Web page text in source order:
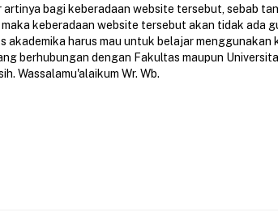
bagi keberadaan website tersebut, sebab
keberadaan website tersebut akan tidak ada
akademika harus mau untuk belajar menggunakan
berhubungan dengan Fakultas maupun
Wassalamu'alaikum Wr. Wb.